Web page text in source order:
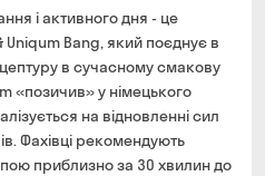
79 грн
безкоштовно
повітряні тривоги
— до 30 хв
з магазину в зручний для
та в магазині
і активного дня - це
Uniqum Bang, який поєднує в
в сучасному смакову
«позичив» у німецького
на відновленні сил
Фахівці рекомендують
приблизно за 30 хвилин до